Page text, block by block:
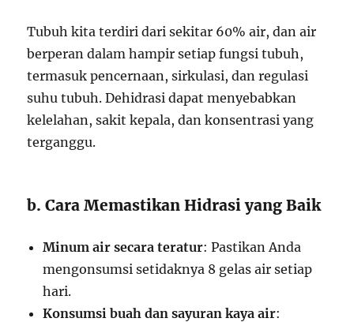
Tubuh kita terdiri dari sekitar 60% air, dan air
berperan dalam hampir setiap fungsi tubuh,
termasuk pencernaan, sirkulasi, dan regulasi
suhu tubuh. Dehidrasi dapat menyebabkan
kelelahan, sakit kepala, dan konsentrasi yang
terganggu.
b. Cara Memastikan Hidrasi yang Baik
Minum air secara teratur: Pastikan Anda
mengonsumsi setidaknya 8 gelas air setiap
hari.
Konsumsi buah dan sayuran kaya air: